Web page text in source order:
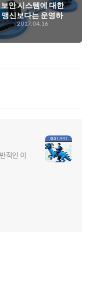
보안 시스템에 대한
맹신보다는 운영하
는, 그리고 사용하는
사람들의 인식 변화
가 훨씬 더 중요한
2017.04.16
적인 이